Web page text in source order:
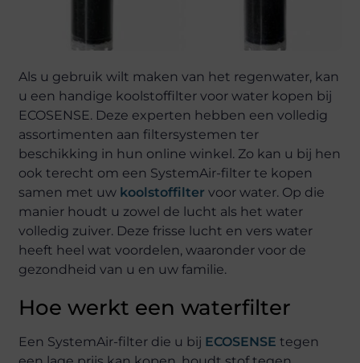
Als u gebruik wilt maken van het regenwater, kan
u een handige koolstoffilter voor water kopen bij
ECOSENSE. Deze experten hebben een volledig
assortimenten aan filtersystemen ter
beschikking in hun online winkel. Zo kan u bij hen
ook terecht om een SystemAir-filter te kopen
samen met uw koolstoffilter voor water. Op die
manier houdt u zowel de lucht als het water
volledig zuiver. Deze frisse lucht en vers water
heeft heel wat voordelen, waaronder voor de
gezondheid van u en uw familie.
Hoe werkt een waterfilter
Een SystemAir-filter die u bij ECOSENSE tegen